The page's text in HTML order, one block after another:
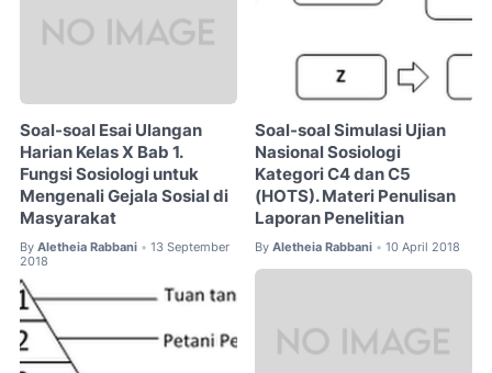
Soal-soal Esai Ulangan
Harian Kelas X Bab 1.
Fungsi Sosiologi untuk
Mengenali Gejala Sosial di
Masyarakat
By Aletheia Rabbani • 13 September
2018
Soal-soal Simulasi Ujian
Nasional Sosiologi
Kategori C4 dan C5
(HOTS). Materi Penulisan
Laporan Penelitian
By Aletheia Rabbani • 10 April 2018